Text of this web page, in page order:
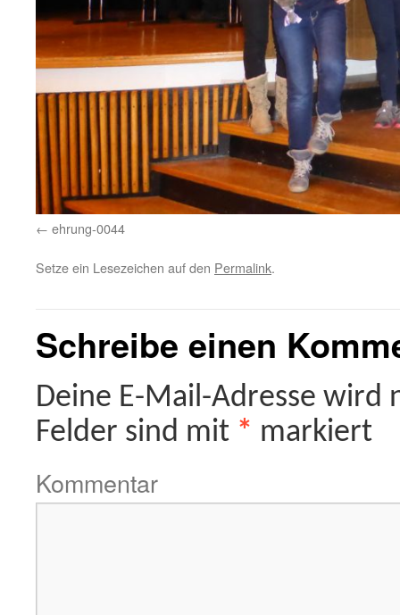
ehrung-0044
Setze ein Lesezeichen auf den Permalink.
Schreibe einen
Deine E-Mail-Adresse
Felder sind mit * markiert
Kommentar